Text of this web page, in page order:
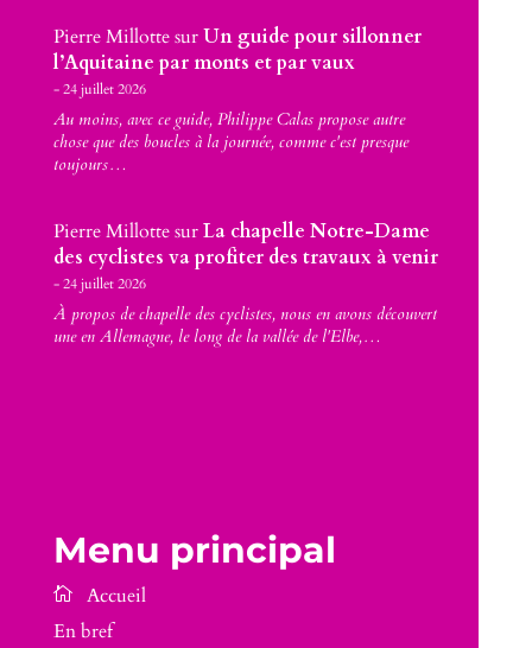
Pierre MillottesurUn guide pour sillonner
l’Aquitaine par monts et par vaux
24 juillet 2026
Au moins, avec ce guide, Philippe Calas propose autre
chose que des boucles à la journée, comme c'est presque
toujours…
Pierre MillottesurLa chapelle Notre-Dame
des cyclistes va profiter des travaux à venir
24 juillet 2026
À propos de chapelle des cyclistes, nous en avons découvert
une en Allemagne, le long de la vallée de l'Elbe,…
Menu principal
En bref